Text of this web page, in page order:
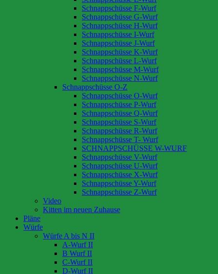
Schnappschüsse F-Wurf
Schnappschüsse G-Wurf
Schnappschüsse H-Wurf
Schnappschüsse I-Wurf
Schnappschüsse J-Wurf
Schnappschüsse K-Wurf
Schnappschüsse L-Wurf
Schnappschüsse M-Wurf
Schnappschüsse N-Wurf
Schnappschüsse O-Z
Schnappschüsse O-Wurf
Schnappschüsse P-Wurf
Schnappschüsse Q-Wurf
Schnappschüsse S-Wurf
Schnappschüsse R-Wurf
Schnappschüsse T- Wurf
SCHNAPPSCHÜSSE W-WURF
Schnappschüsse V-Wurf
Schnappschüsse U-Wurf
Schnappschüsse X-Wurf
Schnappschüsse Y-Wurf
Schnappschüsse Z-Wurf
Video
Kitten im neuen Zuhause
Pläne
Würfe
Würfe A bis N II
A-Wurf II
B Wurf II
C-Wurf II
D-Wurf II